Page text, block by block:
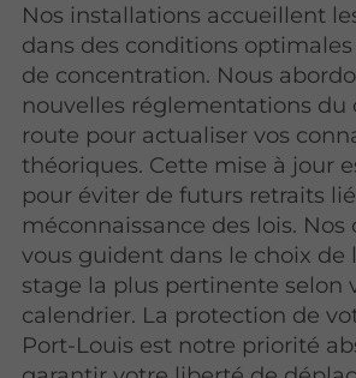
Nos installations accueillent
dans des conditions
de concentration. Nous
nouvelles réglementations du
route pour actualiser vos
théoriques. Cette mise à jour
pour éviter de futurs retraits
méconnaissance des lois. Nos
vous guident dans le choix de
stage la plus pertinente selon
calendrier. La protection de
Port-Louis est notre priorité